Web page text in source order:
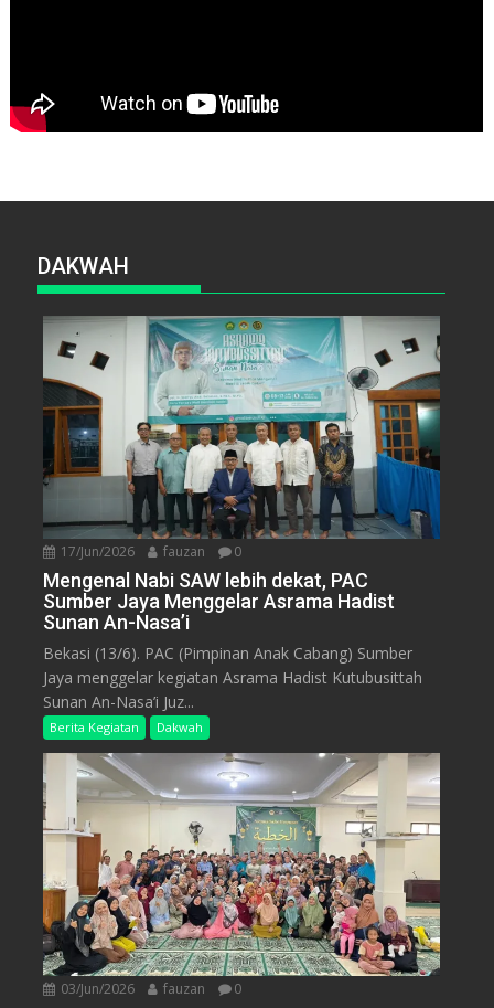
DAKWAH
17/Jun/2026 fauzan 0
Mengenal Nabi SAW lebih dekat, PAC
Sumber Jaya Menggelar Asrama Hadist
Sunan An-Nasa’i
Bekasi (13/6). PAC (Pimpinan Anak Cabang) Sumber
Jaya menggelar kegiatan Asrama Hadist Kutubusittah
Sunan An-Nasa’i Juz...
Berita Kegiatan Dakwah
03/Jun/2026 fauzan 0